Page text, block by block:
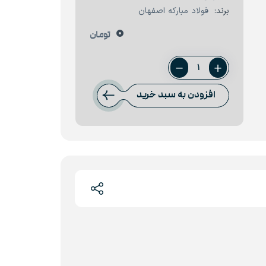
برند: فولاد مبارکه اصفهان
0 تومان
ورق
2.5
میل
افزودن به سبد خرید